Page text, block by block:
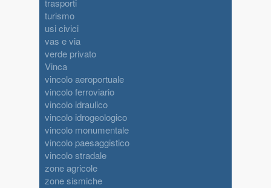
trasporti
turismo
usi civici
vas e via
verde privato
Vinca
vincolo aeroportuale
vincolo ferroviario
vincolo idraulico
vincolo idrogeologico
vincolo monumentale
vincolo paesaggistico
vincolo stradale
zone agricole
zone sismiche